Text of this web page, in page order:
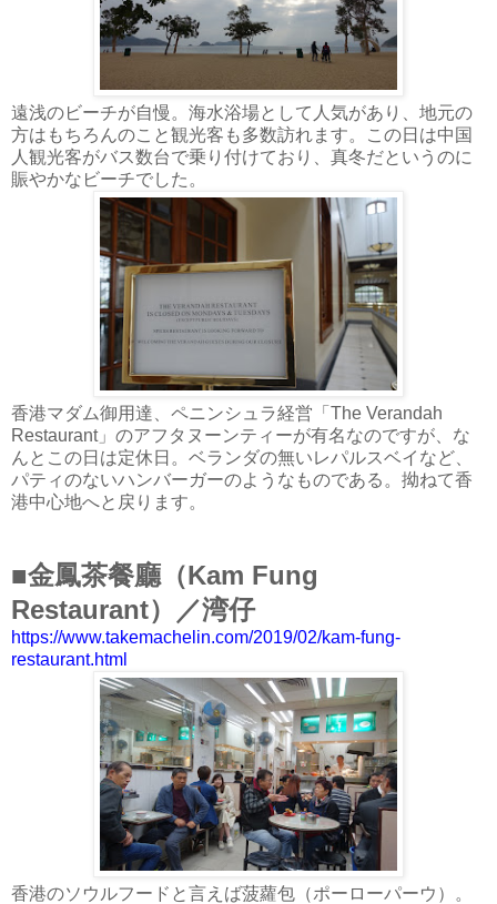
遠浅のビーチが自慢。海水浴場として人気があり、地元の
方はもちろんのこと観光客も多数訪れます。この日は中国
人観光客がバス数台で乗り付けており、真冬だというのに
賑やかなビーチでした。
香港マダム御用達、ペニンシュラ経営「The Verandah
Restaurant」のアフタヌーンティーが有名なのですが、な
んとこの日は定休日。ベランダの無いレパルスベイなど、
パティのないハンバーガーのようなものである。拗ねて香
港中心地へと戻ります。
■金鳳茶餐廳（Kam Fung
Restaurant）／湾仔
https://www.takemachelin.com/2019/02/kam-fung-
restaurant.html
香港のソウルフードと言えば菠蘿包（ポーローパーウ）。